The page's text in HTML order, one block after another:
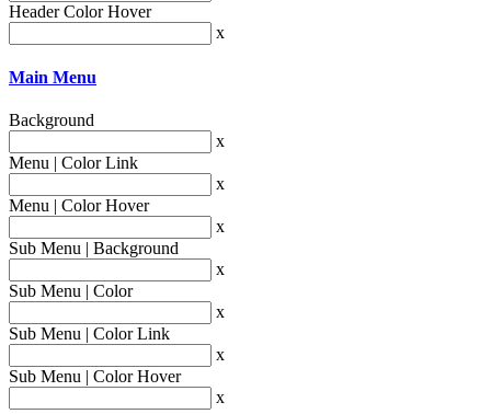
Header Color Hover
x
Main Menu
Background
x
Menu | Color Link
x
Menu | Color Hover
x
Sub Menu | Background
x
Sub Menu | Color
x
Sub Menu | Color Link
x
Sub Menu | Color Hover
x